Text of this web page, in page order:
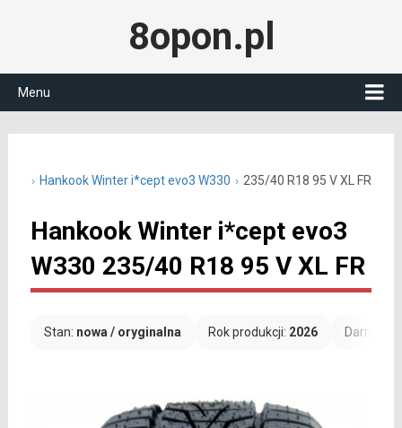
8opon.pl
Menu
Hankook Winter i*cept evo3 W330 235/40 R18 95 V XL FR
Hankook Winter i*cept evo3
W330 235/40 R18 95 V XL FR
Stan: nowa / oryginalna Rok produkcji: 2026